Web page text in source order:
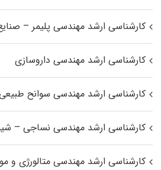
کارشناسی ارشد مهندسی پلیمر –
کارشناسی ارشد مهندسی داروسازی
کارشناسی ارشد مهندسی سوانح
کارشناسی ارشد مهندسی نساجی –
کارشناسی ارشد مهندسی متالورژی و